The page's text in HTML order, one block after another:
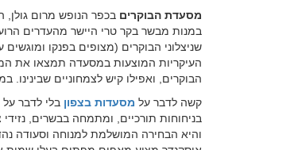
מסעדת הבוקרים בכפר הנופש מרום גולן,
במנות מבשר בקר טרי היישר מהעדרים
שניצלוני הבוקרים (מצופים בפנקו
העיקריות המוצעות במסעדה תמצאו את
הבוקרים, ואפילו קיש לצמחוניים שבינינו.
קשה לדבר על מסעדות בצפון בלי לדבר
בניחוחות תורכיים, ומתמחה בבשרים,
והיא הבחירה המושלמת למנוחה וסעודה